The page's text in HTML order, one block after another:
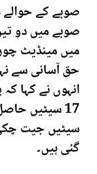
صوبے کے حوالے
صوبے میں دو
میں مینڈیٹ
حق آسانی سے
انہوں نے کہا
گئی ہیں۔